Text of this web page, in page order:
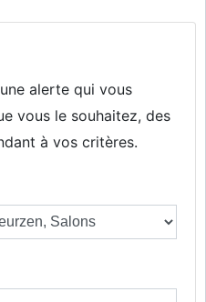
alerte qui vous
vous le souhaitez, des
à vos critères.